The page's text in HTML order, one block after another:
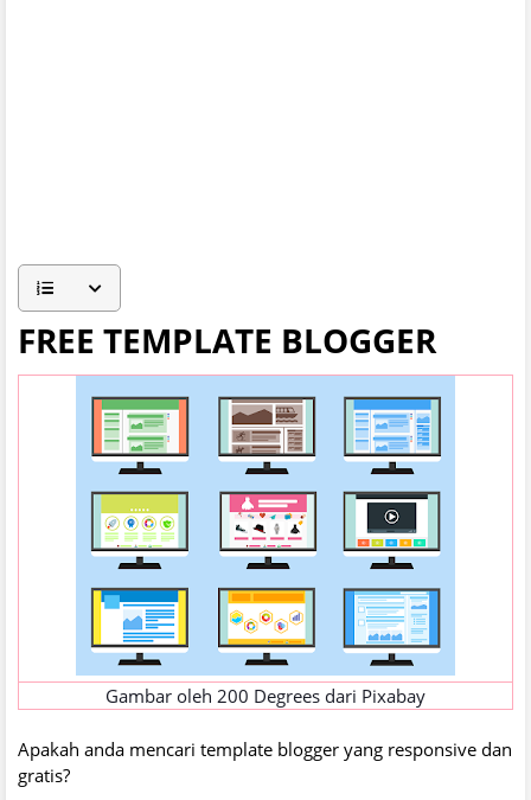
FREE TEMPLATE BLOGGER
Gambar oleh 200 Degrees dari Pixabay
Apakah anda mencari template blogger yang responsive dan
gratis?